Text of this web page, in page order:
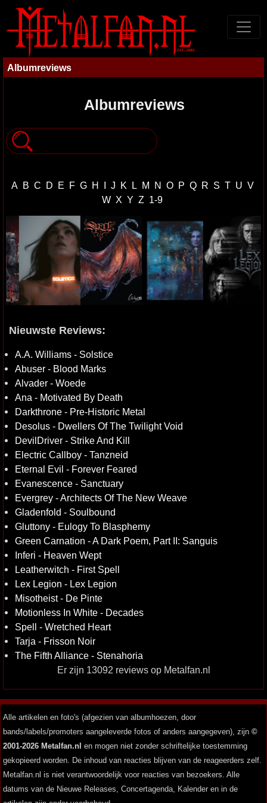
Albumreviews
Albumreviews
A B C D E F G H I J K L M N O P Q R S T U V
W X Y Z 1-9
Nieuwste Reviews:
A.A. Williams - Solstice
Abuser - Blood Marks
Alvader - Woede
Ana - Motivated By Death
Darkthrone - Pre-Historic Metal
Desolus - Dwellers Of The Twilight Void
DevilDriver - Strike And Kill
Electric Callboy - Tanzneid
Eternal Evil - Forever Feared
Evanescence - Sanctuary
Evergrey - Architects Of The New Weave
Gladenfold - Soulbound
Gluttony - Eulogy To Blasphemy
Green Carnation - A Dark Poem, Part II: Sanguis
Inferi - Heaven Wept
Leatherwitch - First Spell
Lex Legion - Lex Legion
Misotheist - De Pinte
Motionless In White - Decades
Spell - Wretched Heart
Tarja - Frisson Noir
The Fifth Alliance - Stenahoria
Er zijn 13092 reviews op Metalfan.nl
Alle artikelen en foto's (afgezien van albumhoezen, door
bands/labels/promoters aangeleverde fotos of anders aangegeven), zijn ©
2001-2026 Metalfan.nl en mogen niet zonder schriftelijke toestemming
gekopieerd worden. De inhoud van reacties blijven van de reageerders zelf.
Metalfan.nl is niet verantwoordelijk voor reacties van bezoekers. Alle
datums van de Nieuwe Releases, Concertagenda, Kalender en in de